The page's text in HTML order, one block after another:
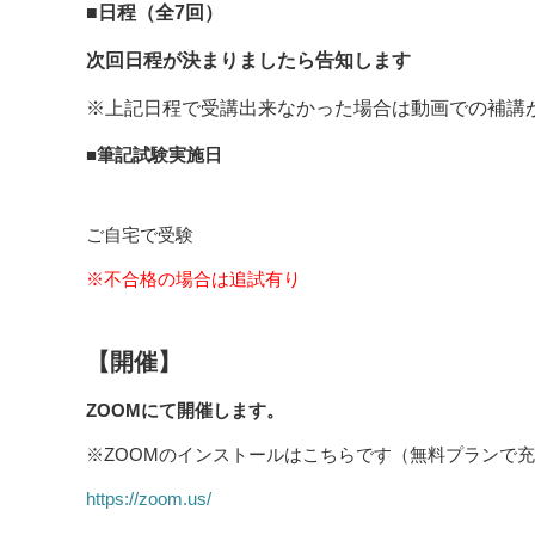
■日程（全7回）
次回日程が決まりましたら告知します
※上記日程で受講出来なかった場合は動画での補講
■筆記試験実施日
ご自宅で受験
※不合格の場合は追試有り
【開催】
ZOOMにて開催します。
※ZOOMのインストールはこちらです（無料プランで充
https://zoom.us/